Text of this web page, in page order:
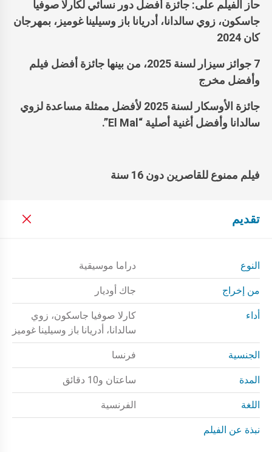
حاز الفيلم على: جائزة أفضل دور نسائي لكارلا صوفيا
جاسكون، زوي سالدانا، أدريانا باز وسيلينا غوميز، بمهرجان
كان 2024
7 جوائز سيزار لسنة 2025، من بينها جائزة أفضل فيلم
وأفضل مخرج
جائزة الأوسكار لسنة 2025 لأفضل ممثلة مساعدة لزوي
سالدانا وأفضل أغنية أصلية “El Mal”.
فيلم ممنوع للقاصرين دون 16 سنة
تقديم
النوع دراما موسيقية
من إخراج جاك أوديار
أداء
كارلا صوفيا جاسكون، زوي
سالدانا، أدريانا باز وسيلينا غوميز
الجنسية فرنسا
المدة ساعتان و10 دقائق
اللغة الفرنسية
نبذة عن الفيلم